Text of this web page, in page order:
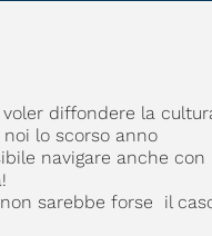
diffondere la
lo scorso anno
navigare anche con
sarebbe forse il